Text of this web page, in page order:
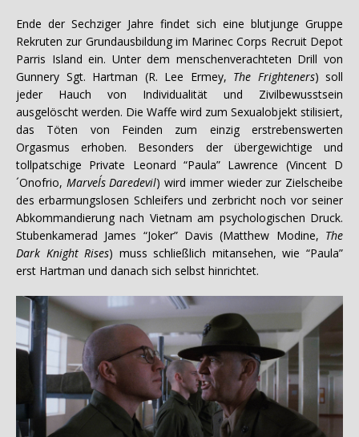
Ende der Sechziger Jahre findet sich eine blutjunge Gruppe
Rekruten zur Grundausbildung im Marinec Corps Recruit Depot
Parris Island ein. Unter dem menschenverachteten Drill von
Gunnery Sgt. Hartman (R. Lee Ermey, The Frighteners) soll
jeder Hauch von Individualität und Zivilbewusstsein
ausgelöscht werden. Die Waffe wird zum Sexualobjekt stilisiert,
das Töten von Feinden zum einzig erstrebenswerten
Orgasmus erhoben. Besonders der übergewichtige und
tollpatschige Private Leonard “Paula” Lawrence (Vincent D
´Onofrio, Marvel´s Daredevil) wird immer wieder zur Zielscheibe
des erbarmungslosen Schleifers und zerbricht noch vor seiner
Abkommandierung nach Vietnam am psychologischen Druck.
Stubenkamerad James “Joker” Davis (Matthew Modine, The
Dark Knight Rises) muss schließlich mitansehen, wie “Paula”
erst Hartman und danach sich selbst hinrichtet.